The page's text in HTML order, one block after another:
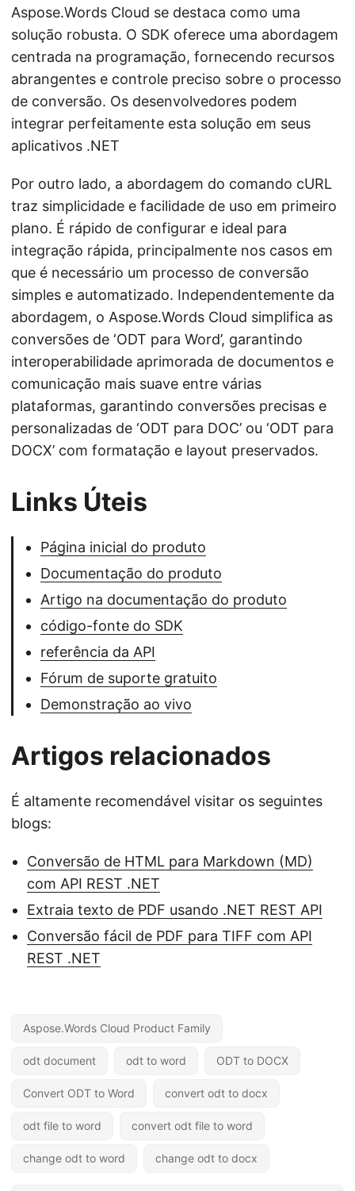
Aspose.Words Cloud se destaca como uma
solução robusta. O SDK oferece uma abordagem
centrada na programação, fornecendo recursos
abrangentes e controle preciso sobre o processo
de conversão. Os desenvolvedores podem
integrar perfeitamente esta solução em seus
aplicativos .NET
Por outro lado, a abordagem do comando cURL
traz simplicidade e facilidade de uso em primeiro
plano. É rápido de configurar e ideal para
integração rápida, principalmente nos casos em
que é necessário um processo de conversão
simples e automatizado. Independentemente da
abordagem, o Aspose.Words Cloud simplifica as
conversões de ‘ODT para Word’, garantindo
interoperabilidade aprimorada de documentos e
comunicação mais suave entre várias
plataformas, garantindo conversões precisas e
personalizadas de ‘ODT para DOC’ ou ‘ODT para
DOCX’ com formatação e layout preservados.
Links Úteis
Página inicial do produto
Documentação do produto
Artigo na documentação do produto
código-fonte do SDK
referência da API
Fórum de suporte gratuito
Demonstração ao vivo
Artigos relacionados
É altamente recomendável visitar os seguintes
blogs:
Conversão de HTML para Markdown (MD)
com API REST .NET
Extraia texto de PDF usando .NET REST API
Conversão fácil de PDF para TIFF com API
REST .NET
Aspose.Words Cloud Product Family
odt document odt to word ODT to DOCX
Convert ODT to Word convert odt to docx
odt file to word convert odt file to word
change odt to word change odt to docx